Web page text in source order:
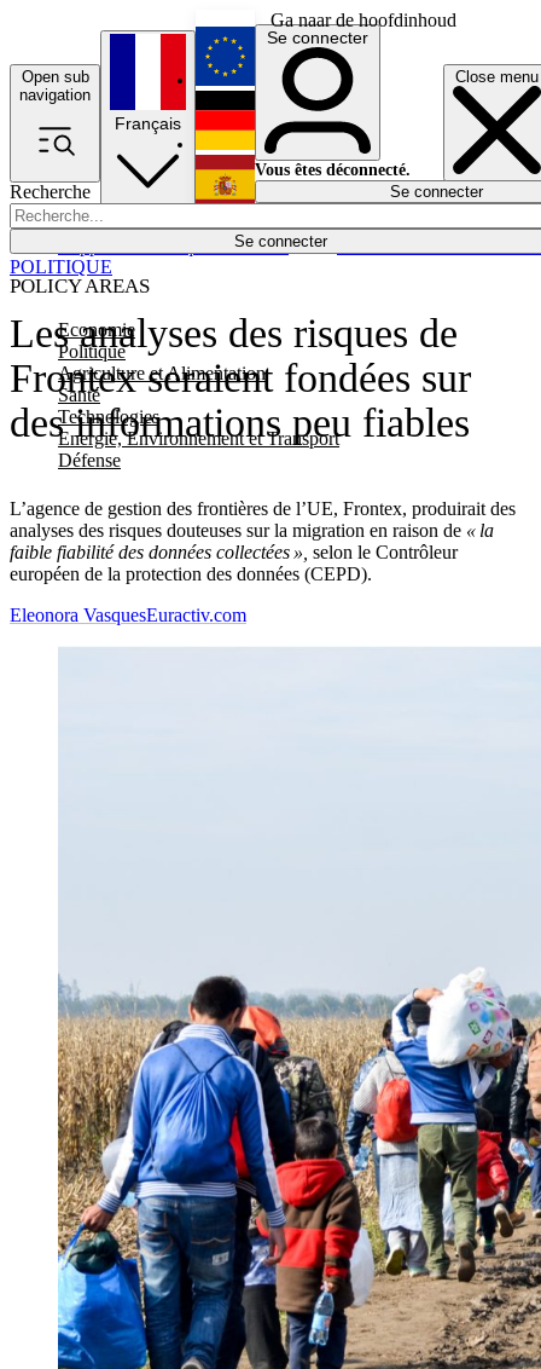
Ga naar de hoofdinhoud
Open sub
navigation
Close menu
Recherche
Se connecter
POLICY AREAS
Economie
Politique
Agriculture et Alimentation
Santé
Technologies
Energie, Environnement et Transport
Défense
Économie
Français
English
Deutsch
Español
Se connecter
Vous êtes déconnecté.
Se connecter
Les analyses des risques de
Frontex seraient fondées sur
des informations peu fiables
L’agence de gestion des frontières de l’UE, Frontex, produirait des
analyses des risques douteuses sur la migration en raison de « la
faible fiabilité des données collectées », selon le Contrôleur
européen de la protection des données (CEPD).
POLITIQUE
Eleonora VasquesEuractiv.com